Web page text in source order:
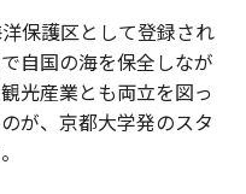
保護区として登録され
自国の海を保全しなが
光産業とも両立を図っ
が、京都大学発のスタ